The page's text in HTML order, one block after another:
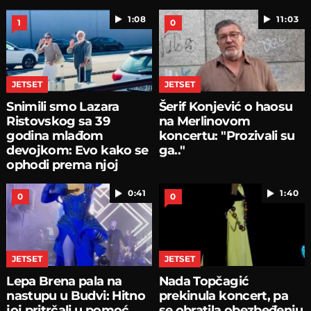
1:08
1
JETSET
Snimili smo Lazara
Ristovskog sa 39
godina mlađom
devojkom: Evo kako se
ophodi prema njoj
11:03
0
JETSET
Šerif Konjević o haosu
na Merlinovom
koncertu: "Prozivali su
ga.."
0:41
0
JETSET
Lepa Brena pala na
nastupu u Budvi: Hitno
1:40
0
JETSET
Nada Topčagić
prekinula koncert, pa